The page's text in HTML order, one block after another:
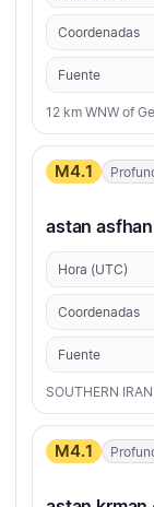
Coordenadas
Fuente
12 km WNW of
M4.1
astan
Hora (UTC)
Coordenadas
Fuente
SOUTHERN IRAN
M4.1